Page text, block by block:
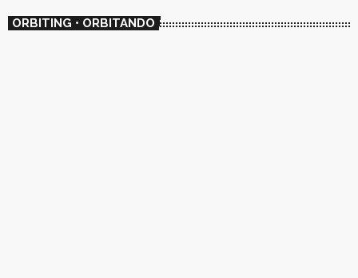
ORBITING • ORBITANDO